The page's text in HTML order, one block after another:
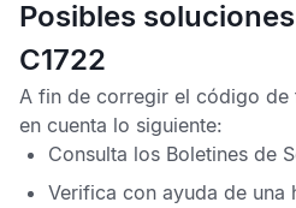
Posibles
C1722
A fin de corregir el código de
en cuenta lo siguiente:
Consulta los Boletines de
Verifica con ayuda de una